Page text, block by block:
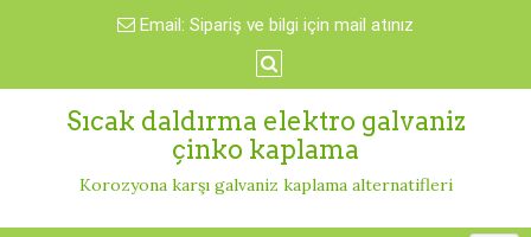
Email: Sipariş ve bilgi için mail atınız
Sıcak daldırma elektro galvaniz
çinko kaplama
Korozyona karşı galvaniz kaplama alternatifleri